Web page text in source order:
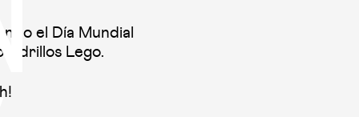
el Día Mundial
Lego.